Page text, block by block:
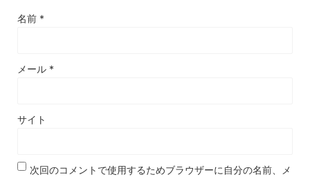
名前 *
メール *
サイト
次回のコメントで使用するためブラウザーに自分の名前、メ